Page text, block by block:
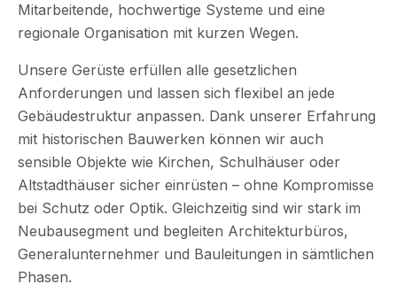
Mitarbeitende, hochwertige Systeme und eine
regionale Organisation mit kurzen Wegen.
Unsere Gerüste erfüllen alle gesetzlichen
Anforderungen und lassen sich flexibel an jede
Gebäudestruktur anpassen. Dank unserer Erfahrung
mit historischen Bauwerken können wir auch
sensible Objekte wie Kirchen, Schulhäuser oder
Altstadthäuser sicher einrüsten – ohne Kompromisse
bei Schutz oder Optik. Gleichzeitig sind wir stark im
Neubausegment und begleiten Architekturbüros,
Generalunternehmer und Bauleitungen in sämtlichen
Phasen.